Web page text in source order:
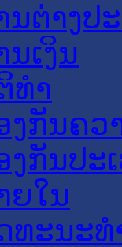
ຕ່າງປ
ເງິນ
ທໍາ
ງກັນຄວ
ງກັນປະ
ຍໃນ
ທະນະ